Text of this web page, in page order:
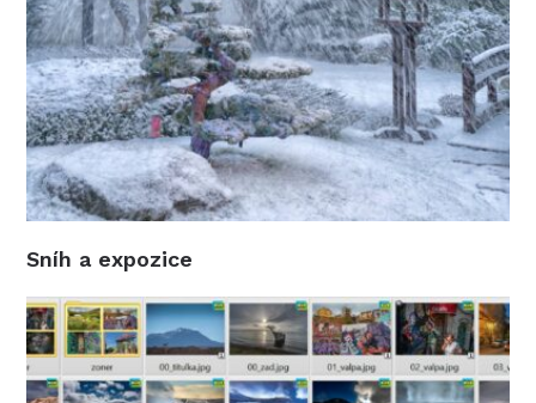
Sníh a expozice